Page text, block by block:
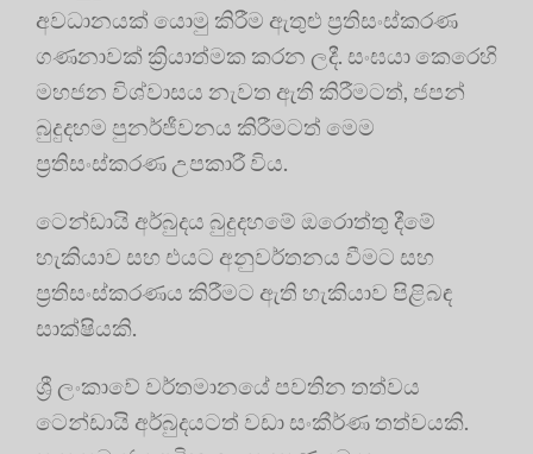
අවධානයක් යොමු කිරීම ඇතුළු ප්‍රතිසංස්කරණ
ගණනාවක් ක්‍රියාත්මක කරන ලදී. සංඝයා කෙරෙහි
මහජන විශ්වාසය නැවත ඇති කිරීමටත්, ජපන්
බුදුදහම පුනර්ජීවනය කිරීමටත් මෙම
ප්‍රතිසංස්කරණ උපකාරී විය.
ටෙන්ඩායි අර්බුදය බුදුදහමේ ඔරොත්තු දීමේ
හැකියාව සහ එයට අනුවර්තනය වීමට සහ
ප්‍රතිසංස්කරණය කිරීමට ඇති හැකියාව පිළිබඳ
සාක්ෂියකි.
ශ්‍රී ලංකාවේ වර්තමානයේ පවතින තත්වය
ටෙන්ඩායි අර්බුදයටත් වඩා සංකීර්ණ තත්වයකි.